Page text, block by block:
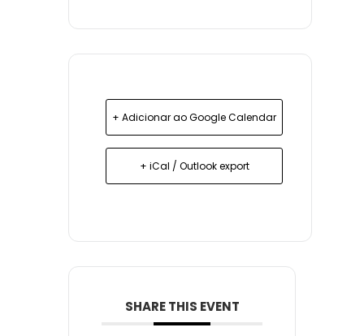
+ Adicionar ao Google Calendar
+ iCal / Outlook export
SHARE THIS EVENT